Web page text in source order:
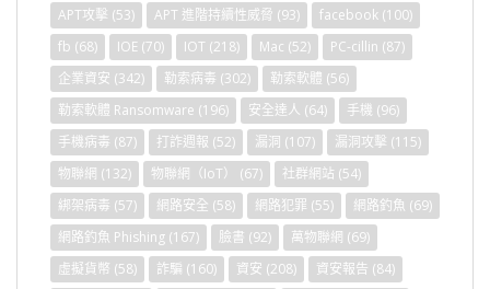
APT攻擊 (53) APT 進階持續性威脅 (93) facebook (100)
fb (68) IOE (70) IOT (218) Mac (52) PC-cillin (87)
企業資安 (342) 勒索病毒 (302) 勒索軟體 (56)
勒索軟體 Ransomware (196) 安全達人 (64) 手機 (96)
手機病毒 (87) 打詐週報 (52) 漏洞 (107) 漏洞攻擊 (115)
物聯網 (132) 物聯網（IoT） (67) 社群網站 (54)
綁架病毒 (57) 網路安全 (58) 網路犯罪 (55) 網路釣魚 (69)
網路釣魚 Phishing (167) 臉書 (92) 萬物聯網 (69)
虛擬貨幣 (58) 詐騙 (160) 資安 (208) 資安報告 (84)